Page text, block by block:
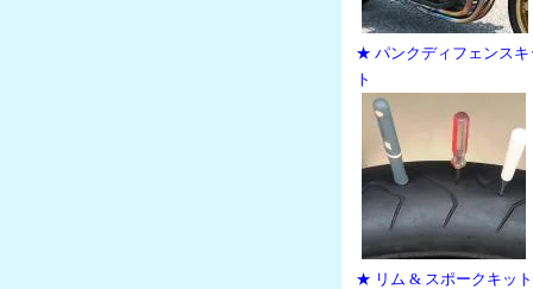
★ パンクディフェンスキ
ト
★ リム & スポークキット